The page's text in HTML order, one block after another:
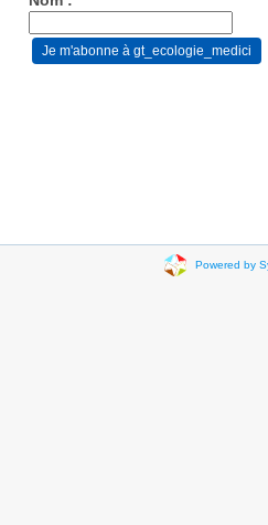
Powered by